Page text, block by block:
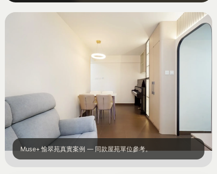
Muse+ 愉翠苑真實案例 — 同款屋苑單位參考。